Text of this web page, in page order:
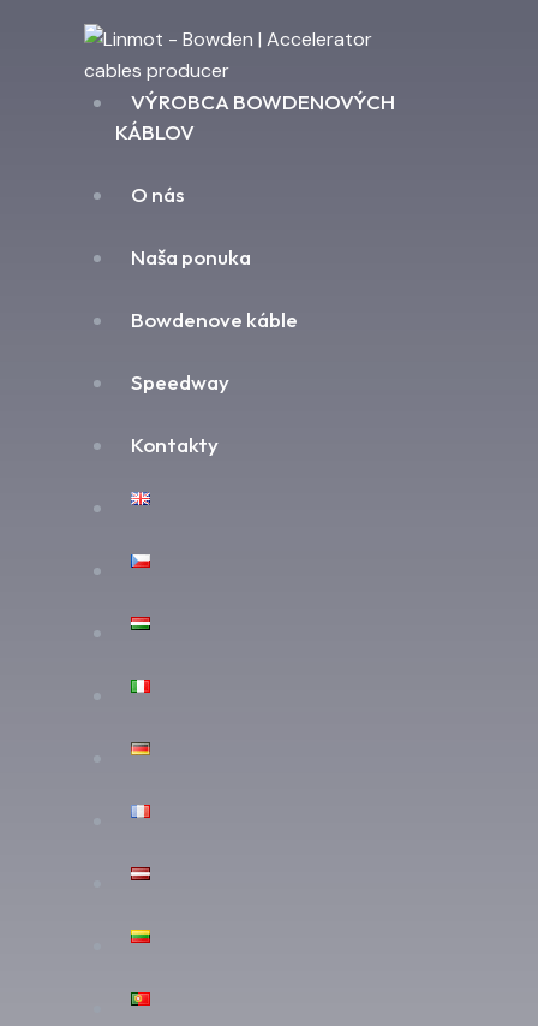
VÝROBCA BOWDENOVÝCH
KÁBLOV
O nás
Naša ponuka
Bowdenove káble
Speedway
Kontakty